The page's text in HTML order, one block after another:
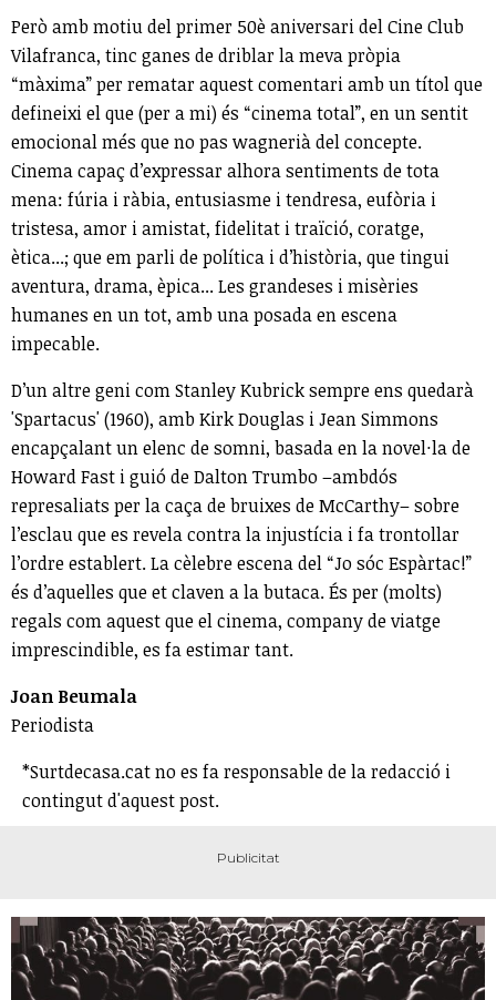
Però amb motiu del primer 50è aniversari del Cine Club
Vilafranca, tinc ganes de driblar la meva pròpia
“màxima” per rematar aquest comentari amb un títol que
defineixi el que (per a mi) és “cinema total”, en un sentit
emocional més que no pas wagnerià del concepte.
Cinema capaç d’expressar alhora sentiments de tota
mena: fúria i ràbia, entusiasme i tendresa, eufòria i
tristesa, amor i amistat, fidelitat i traïció, coratge,
ètica...; que em parli de política i d’història, que tingui
aventura, drama, èpica... Les grandeses i misèries
humanes en un tot, amb una posada en escena
impecable.
D’un altre geni com Stanley Kubrick sempre ens quedarà
'Spartacus' (1960), amb Kirk Douglas i Jean Simmons
encapçalant un elenc de somni, basada en la novel·la de
Howard Fast i guió de Dalton Trumbo –ambdós
represaliats per la caça de bruixes de McCarthy– sobre
l’esclau que es revela contra la injustícia i fa trontollar
l’ordre establert. La cèlebre escena del “Jo sóc Espàrtac!”
és d’aquelles que et claven a la butaca. És per (molts)
regals com aquest que el cinema, company de viatge
imprescindible, es fa estimar tant.
Joan Beumala
Periodista
*Surtdecasa.cat no es fa responsable de la redacció i
contingut d'aquest post.